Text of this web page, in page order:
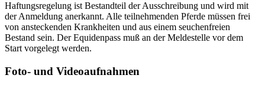
Haftungsregelung ist Bestandteil der Ausschreibung und wird mit
der Anmeldung anerkannt. Alle teilnehmenden Pferde müssen frei
von ansteckenden Krankheiten und aus einem seuchenfreien
Bestand sein. Der Equidenpass muß an der Meldestelle vor dem
Start vorgelegt werden.
Foto- und Videoaufnahmen